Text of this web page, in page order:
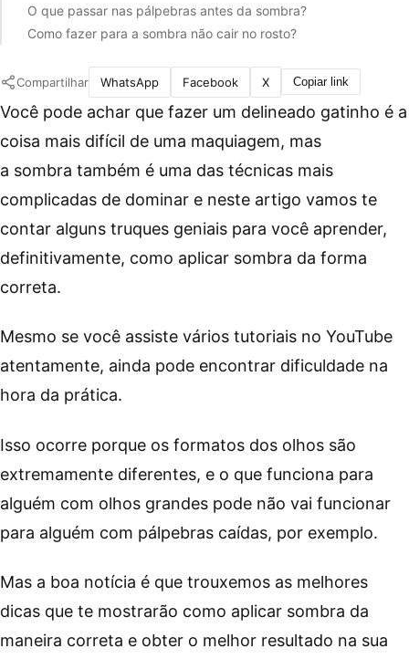
O que passar nas pálpebras antes da sombra?
Como fazer para a sombra não cair no rosto?
Compartilhar WhatsApp Facebook X Copiar link
Você pode achar que fazer um delineado gatinho é a
coisa mais difícil de uma maquiagem, mas
a sombra também é uma das técnicas mais
complicadas de dominar e neste artigo vamos te
contar alguns truques geniais para você aprender,
definitivamente, como aplicar sombra da forma
correta.
Mesmo se você assiste vários tutoriais no YouTube
atentamente, ainda pode encontrar dificuldade na
hora da prática.
Isso ocorre porque os formatos dos olhos são
extremamente diferentes, e o que funciona para
alguém com olhos grandes pode não vai funcionar
para alguém com pálpebras caídas, por exemplo.
Mas a boa notícia é que trouxemos as melhores
dicas que te mostrarão como aplicar sombra da
maneira correta e obter o melhor resultado na sua